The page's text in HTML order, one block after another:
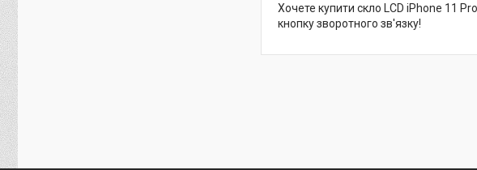
Хочете купити скло LCD iPhone 11
кнопку зворотного зв'язку!